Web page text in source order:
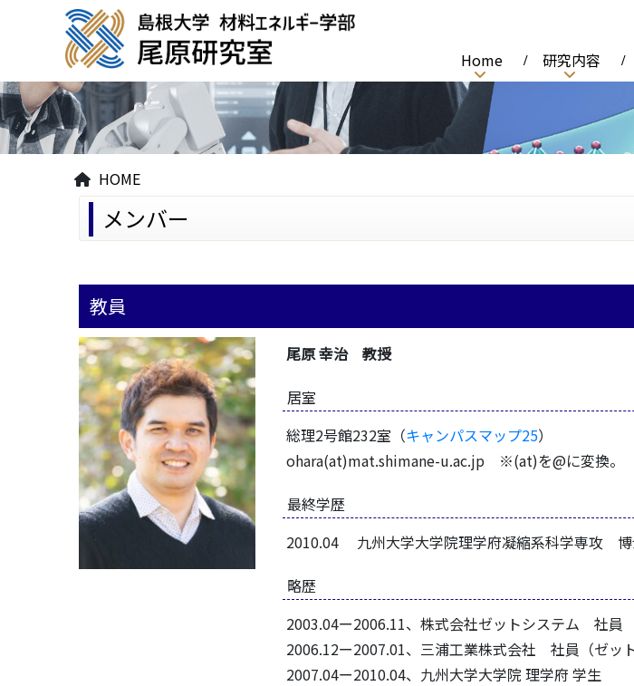
Home
研究内容
HOME
メンバー
教員
尾原 幸治 教授
居室
総理2号館232室（キャンパスマップ25）
ohara(at)mat.shimane-u.ac.jp ※(at)を@に変換。
最終学歴
2010.04 九州大学大学院理学府凝縮系科学専攻 博
略歴
2003.04ー2006.11、株式会社ゼットシステム 社員
2006.12ー2007.01、三浦工業株式会社 社員（ゼッ
2007.04ー2010.04、九州大学大学院 理学府 学生